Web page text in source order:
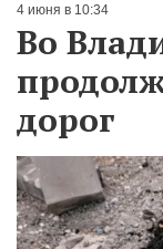
4 июня в 10:34
Во
дорог